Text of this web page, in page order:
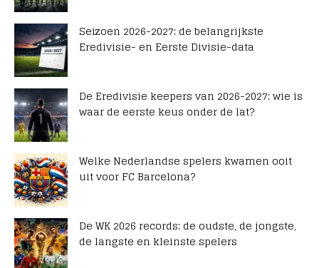
Seizoen 2026-2027: de belangrijkste
Eredivisie- en Eerste Divisie-data
De Eredivisie keepers van 2026-2027: wie is
waar de eerste keus onder de lat?
Welke Nederlandse spelers kwamen ooit
uit voor FC Barcelona?
De WK 2026 records: de oudste, de jongste,
de langste en kleinste spelers